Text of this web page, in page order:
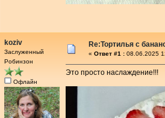
koziv
Заслуженный
Робинзон
Офлайн
Re:Тортилья с
« Ответ #1 : 08.06.2025
Это просто наслаждение!!!